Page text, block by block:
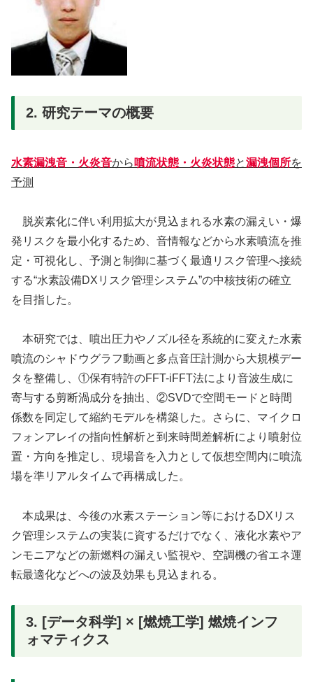
2. 研究テーマの概要
水素漏洩音・火炎音から 噴流状態・火炎状態と漏洩個所を
予測
脱炭素化に伴い利用拡大が見込まれる水素の漏えい・爆
発リスクを最小化するため、音情報などから水素噴流を推
定・可視化し、予測と制御に基づく最適リスク管理へ接続
する“水素設備DXリスク管理システム”の中核技術の確立
を目指した。
本研究では、噴出圧力やノズル径を系統的に変えた水素
噴流のシャドウグラフ動画と多点音圧計測から大規模デー
タを整備し、①保有特許のFFT-iFFT法により音波生成に
寄与する剪断渦成分を抽出、②SVDで空間モードと時間
係数を同定して縮約モデルを構築した。さらに、マイクロ
フォンアレイの指向性解析と到来時間差解析により噴射位
置・方向を推定し、現場音を入力として仮想空間内に噴流
場を準リアルタイムで再構成した。
本成果は、今後の水素ステーション等におけるDXリス
ク管理システムの実装に資するだけでなく、液化水素やア
ンモニアなどの新燃料の漏えい監視や、空調機の省エネ運
転最適化などへの波及効果も見込まれる。
3. [データ科学] × [燃焼工学] 燃焼インフ
ォマティクス